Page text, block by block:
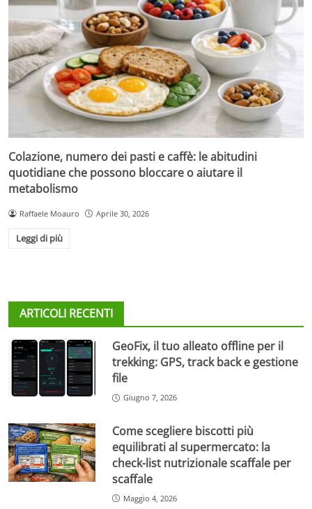
Colazione, numero dei pasti e caffè: le abitudini
quotidiane che possono bloccare o aiutare il
metabolismo
Raffaele Moauro Aprile 30, 2026
Leggi di più
ARTICOLI RECENTI
GeoFix, il tuo alleato offline per il
trekking: GPS, track back e gestione
file
Giugno 7, 2026
Come scegliere biscotti più
equilibrati al supermercato: la
check-list nutrizionale scaffale per
scaffale
Maggio 4, 2026